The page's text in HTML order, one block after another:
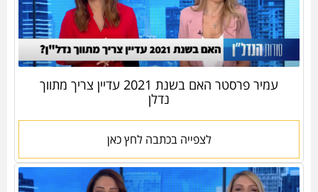
עמיר פרסטר האם בשנת 2021 עדיין צריך מתווך
נדלן
לצפייה בכתבה לחץ כאן